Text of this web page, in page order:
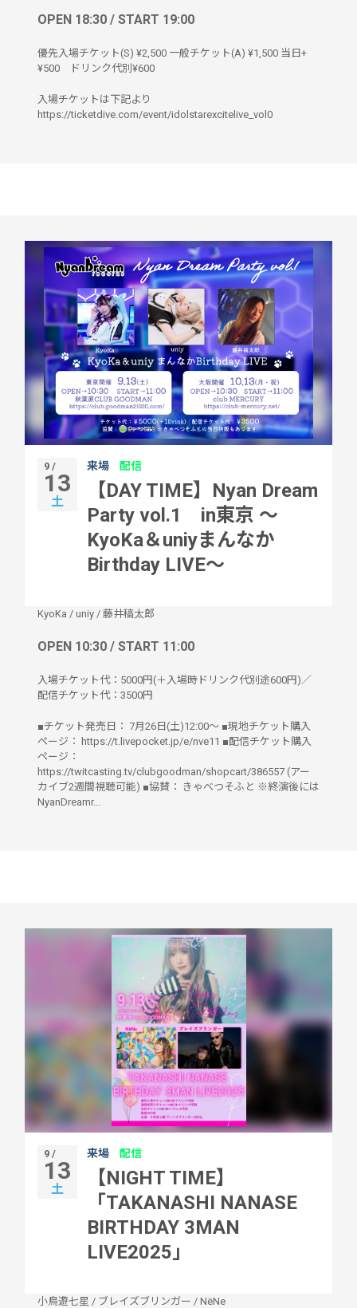
OPEN 18:30 / START 19:00
優先入場チケット(S) ¥2,500 一般チケット(A) ¥1,500 当日+
¥500 ドリンク代別¥600
入場チケットは下記より
https://ticketdive.com/event/idolstarexcitelive_vol0
9 /
13
土
来場 配信
【DAY TIME】Nyan Dream
Party vol.1 in東京 ～
KyoKa＆uniyまんなか
Birthday LIVE～
KyoKa / uniy / 藤井稿太郎
OPEN 10:30 / START 11:00
入場チケット代：5000円(＋入場時ドリンク代別途600円)／
配信チケット代：3500円
■チケット発売日： 7月26日(土)12:00～ ■現地チケット購入
ページ： https://t.livepocket.jp/e/nve11 ■配信チケット購入
ページ：
https://twitcasting.tv/clubgoodman/shopcart/386557 (アー
カイブ2週間視聴可能) ■協賛： きゃべつそふと ※終演後には
NyanDreamr...
9 /
13
土
来場 配信
【NIGHT TIME】
「TAKANASHI NANASE
BIRTHDAY 3MAN
LIVE2025」
小鳥遊七星 / ブレイズブリンガー / NёNe